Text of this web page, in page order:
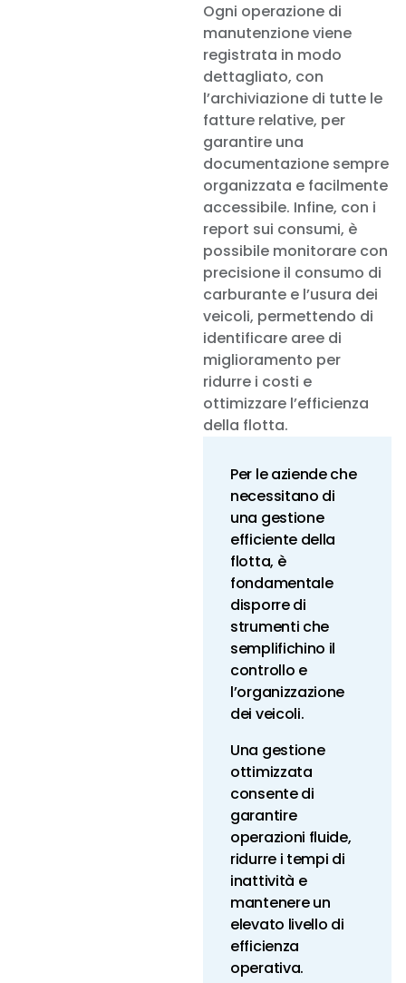
Ogni operazione di
manutenzione viene
registrata in modo
dettagliato, con
l’archiviazione di tutte le
fatture relative, per
garantire una
documentazione sempre
organizzata e facilmente
accessibile. Infine, con i
report sui consumi, è
possibile monitorare con
precisione il consumo di
carburante e l’usura dei
veicoli, permettendo di
identificare aree di
miglioramento per
ridurre i costi e
ottimizzare l’efficienza
della flotta.
Per le aziende che
necessitano di
una gestione
efficiente della
flotta, è
fondamentale
disporre di
strumenti che
semplifichino il
controllo e
l’organizzazione
dei veicoli.
Una gestione
ottimizzata
consente di
garantire
operazioni fluide,
ridurre i tempi di
inattività e
mantenere un
elevato livello di
efficienza
operativa.